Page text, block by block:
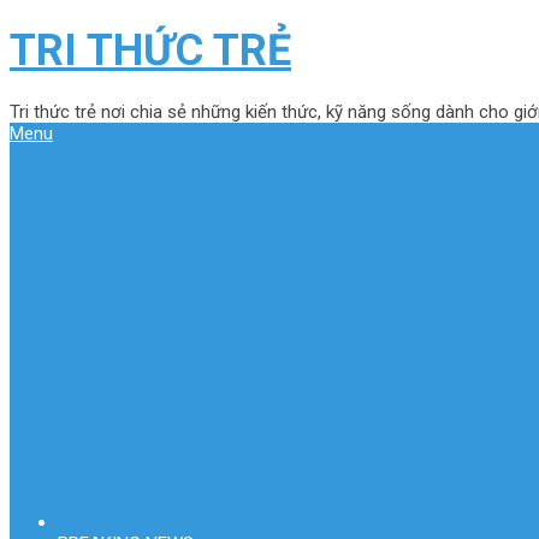
TRI THỨC TRẺ
Tri thức trẻ nơi chia sẻ những kiến thức, kỹ năng sống dành cho
Menu